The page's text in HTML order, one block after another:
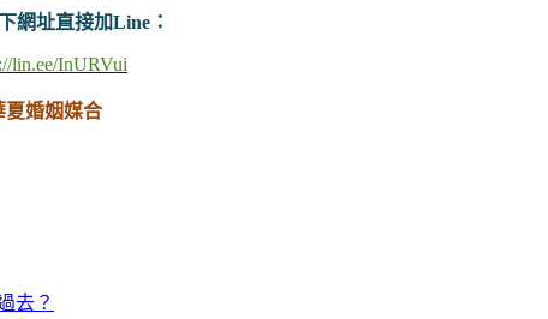
網址直接加Line：
lin.ee/InURVui
夏婚姻媒合
去？